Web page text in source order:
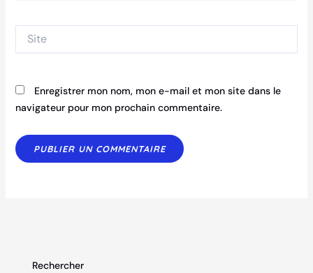
Site
Enregistrer mon nom, mon e-mail et mon site dans le
navigateur pour mon prochain commentaire.
Rechercher